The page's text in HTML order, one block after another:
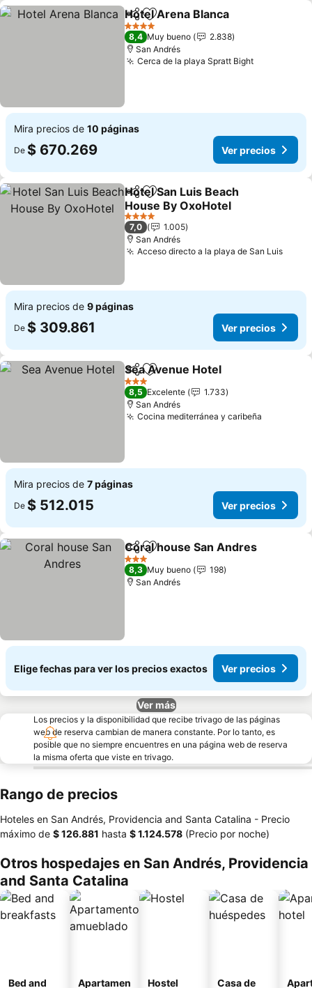
CompartirAgregar a favoritos
Hotel Arena Blanca
4 Estrellas
8,4 Muy bueno
2.838
San Andrés
Cerca de la playa Spratt BightVer
Mira precios de 10 páginas
De $ 670.269 Ver precios
CompartirAgregar a favoritos
Hotel San Luis Beach
House By OxoHotel
Ver precios
4 Estrellas
7,0
1.005
San Andrés
Acceso directo a la playa de San LuisVer
Mira precios de 9 páginas
De $ 309.861 Ver precios
CompartirAgregar a favoritos
Sea Avenue Hotel
3 Estrellas
8,5 Excelente
1.733
San Andrés
Cocina mediterránea y caribeña
Mira precios de 7 páginas
De $ 512.015 Ver precios
CompartirAgregar a favoritos
Coral house San Andres
3 Estrellas
8,3 Muy bueno
198
San Andrés
Elige fechas para ver los precios exactos Ver precios
Ver más
Los precios y la disponibilidad que recibe trivago de las páginas
web de reserva cambian de manera constante. Por lo tanto, es
posible que no siempre encuentres en una página web de reserva
la misma oferta que viste en trivago.
Rango de precios
Hoteles en San Andrés, Providencia and Santa Catalina - Precio
máximo de ‎$ 126.881 hasta ‎$ 1.124.578 (Precio por noche)
Otros hospedajes en San Andrés, Providencia
and Santa Catalina
Bed and
Apartamen
Hostel
Casa de